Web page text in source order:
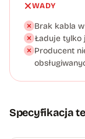
WADY
Brak kabla
Ładuje tylko
Producent
Specyfikacja